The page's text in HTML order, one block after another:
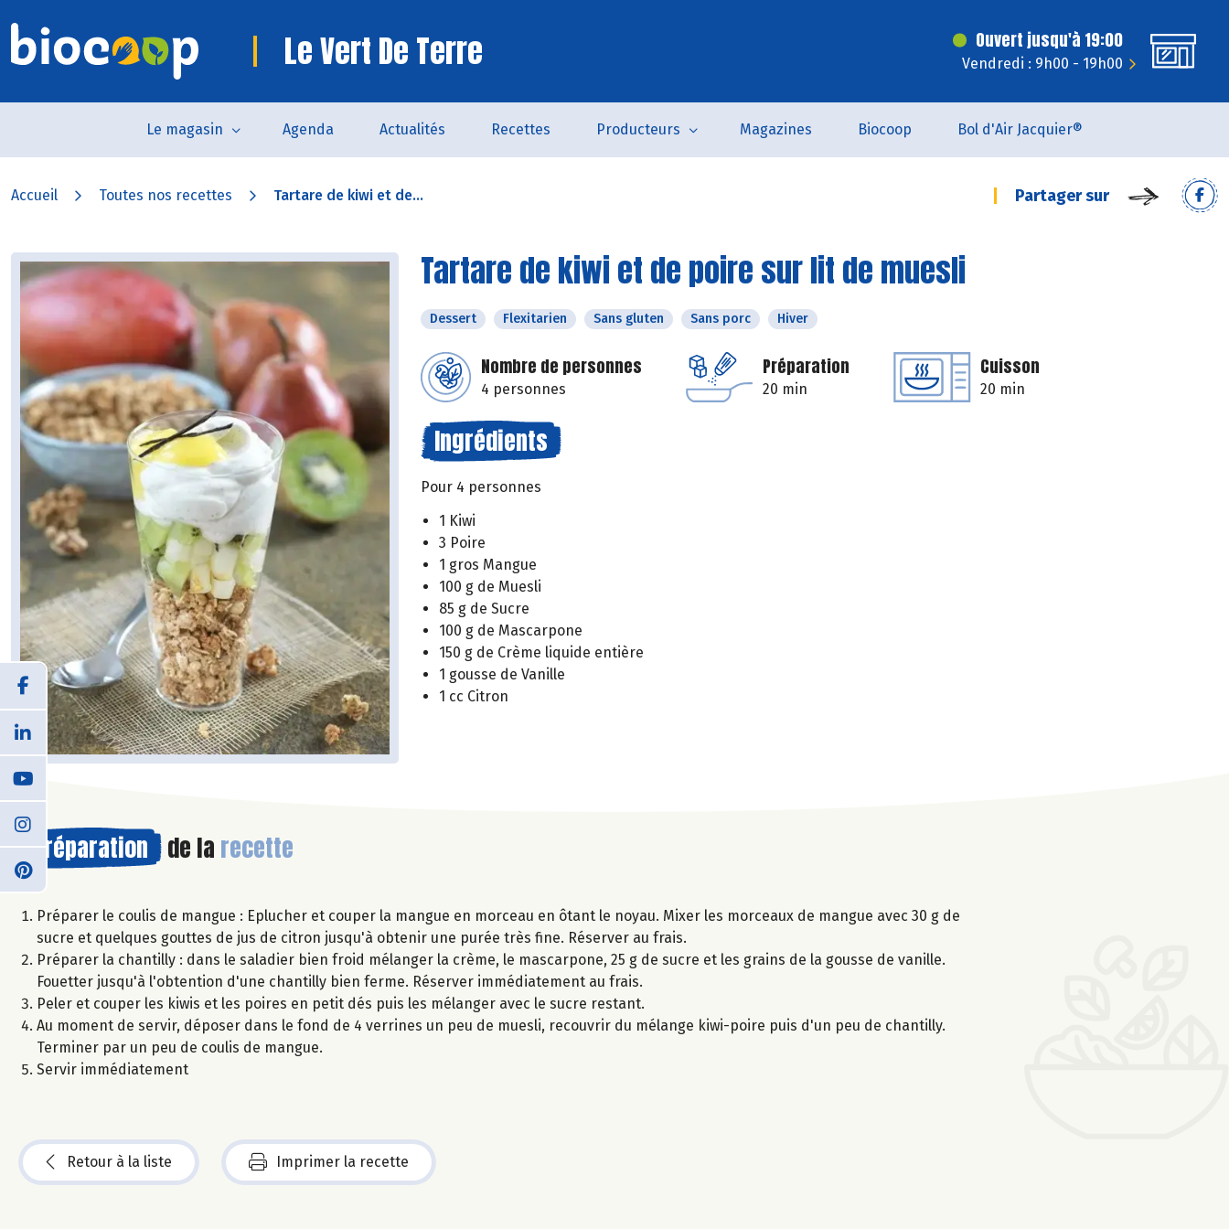
Le Vert De Terre Ouvert jusqu'à 19:00
Vendredi : 9h00 - 19h00
Le magasin Agenda Actualités Recettes Producteurs Magazines Biocoop Bol d'Air Jacquier®
Accueil Toutes nos recettes Tartare de kiwi et de... Partager sur
Tartare de kiwi et de poire sur lit de muesli
Dessert Flexitarien Sans gluten Sans porc Hiver
Nombre de personnes
4 personnes
Préparation
20 min
Cuisson
20 min
Ingrédients
Pour 4 personnes
1 Kiwi
3 Poire
1 gros Mangue
100 g de Muesli
85 g de Sucre
100 g de Mascarpone
150 g de Crème liquide entière
1 gousse de Vanille
1 cc Citron
Préparation de la recette
Préparer le coulis de mangue : Eplucher et couper la mangue en morceau en ôtant le noyau. Mixer les morceaux de mangue avec 30 g de
sucre et quelques gouttes de jus de citron jusqu'à obtenir une purée très fine. Réserver au frais.
Préparer la chantilly : dans le saladier bien froid mélanger la crème, le mascarpone, 25 g de sucre et les grains de la gousse de vanille.
Fouetter jusqu'à l'obtention d'une chantilly bien ferme. Réserver immédiatement au frais.
Peler et couper les kiwis et les poires en petit dés puis les mélanger avec le sucre restant.
Au moment de servir, déposer dans le fond de 4 verrines un peu de muesli, recouvrir du mélange kiwi-poire puis d'un peu de chantilly.
Terminer par un peu de coulis de mangue.
Servir immédiatement
Retour à la liste Imprimer la recette